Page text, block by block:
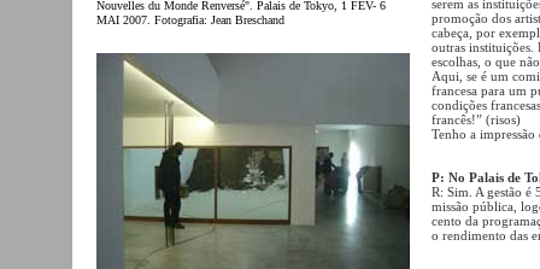
Nouvelles du Monde Renversé". Palais de Tokyo, 1 FEV- 6
MAI 2007. Fotografia: Jean Breschand
serem as
promoção dos
cabeça, por
outras instituições.
escolhas, o que
Aqui, se é um
francesa para um
condições
francês!” (risos)
Tenho a
P: No Palais de
R: Sim. A gestão é
missão pública,
cento da
o rendimento das